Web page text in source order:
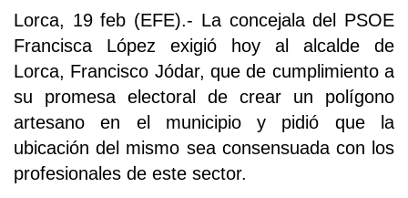
Lorca, 19 feb (EFE).- La concejala del PSOE
Francisca López exigió hoy al alcalde de
Lorca, Francisco Jódar, que de cumplimiento a
su promesa electoral de crear un polígono
artesano en el municipio y pidió que la
ubicación del mismo sea consensuada con los
profesionales de este sector.